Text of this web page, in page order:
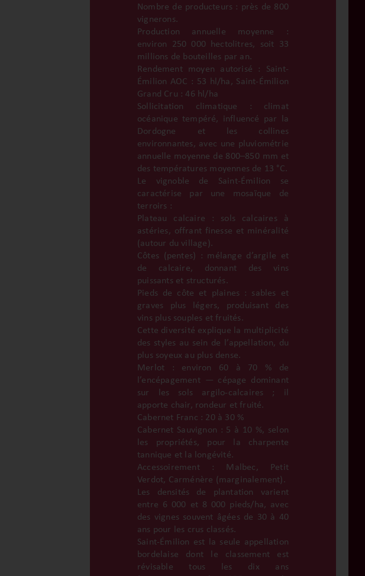
Nombre de producteurs : près de 800
vignerons.
Production annuelle moyenne :
environ 250 000 hectolitres, soit 33
millions de bouteilles par an.
Rendement moyen autorisé : Saint-
Émilion AOC : 53 hl/ha, Saint-Émilion
Grand Cru : 46 hl/ha
Sollicitation climatique : climat
océanique tempéré, influencé par la
Dordogne et les collines
environnantes, avec une pluviométrie
annuelle moyenne de 800–850 mm et
des températures moyennes de 13 °C.
Le vignoble de Saint-Émilion se
caractérise par une mosaïque de
terroirs :
Plateau calcaire : sols calcaires à
astéries, offrant finesse et minéralité
(autour du village).
Côtes (pentes) : mélange d’argile et
de calcaire, donnant des vins
puissants et structurés.
Pieds de côte et plaines : sables et
graves plus légers, produisant des
vins plus souples et fruités.
Cette diversité explique la multiplicité
des styles au sein de l’appellation, du
plus soyeux au plus dense.
Merlot : environ 60 à 70 % de
l’encépagement — cépage dominant
sur les sols argilo-calcaires ; il
apporte chair, rondeur et fruité.
Cabernet Franc : 20 à 30 %
Cabernet Sauvignon : 5 à 10 %, selon
les propriétés, pour la charpente
tannique et la longévité.
Accessoirement : Malbec, Petit
Verdot, Carménère (marginalement).
Les densités de plantation varient
entre 6 000 et 8 000 pieds/ha, avec
des vignes souvent âgées de 30 à 40
ans pour les crus classés.
Saint-Émilion est la seule appellation
bordelaise dont le classement est
révisable tous les dix ans